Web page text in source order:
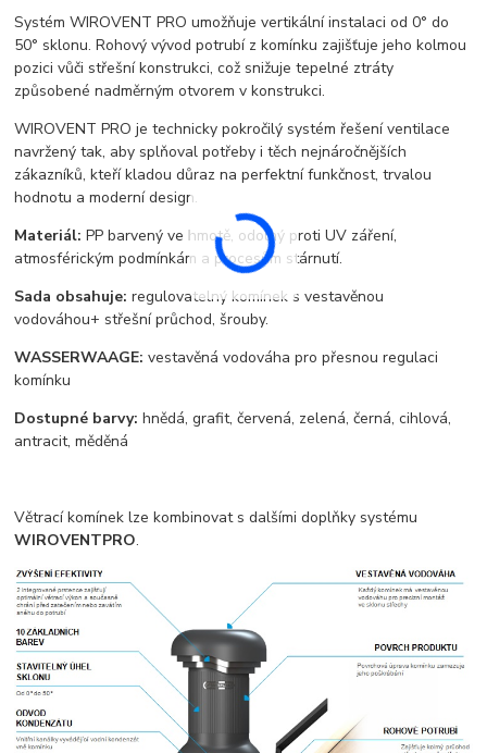
Systém WIROVENT PRO umožňuje vertikální instalaci od 0° do
50° sklonu. Rohový vývod potrubí z komínku zajišťuje jeho kolmou
pozici vůči střešní konstrukci, což snižuje tepelné ztráty
způsobené nadměrným otvorem v konstrukci.
WIROVENT PRO je technicky pokročilý systém řešení ventilace
navržený tak, aby splňoval potřeby i těch nejnáročnějších
zákazníků, kteří kladou důraz na perfektní funkčnost, trvalou
hodnotu a moderní design.
Materiál: PP barvený ve hmotě, odolný proti UV záření,
atmosférickým podmínkám a procesům stárnutí.
Sada obsahuje:regulovatelný komínek s vestavěnou
vodováhou+ střešní průchod, šrouby.
WASSERWAAGE: vestavěná vodováha pro přesnou regulaci
komínku
Dostupné barvy: hnědá, grafit, červená, zelená, černá, cihlová,
antracit, měděná
Větrací komínek lze kombinovat s dalšími doplňky systému
WIROVENTPRO.